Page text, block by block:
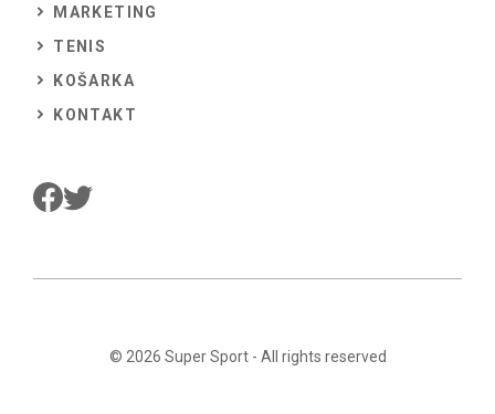
MARKETING
TENIS
KOŠARKA
KONTAKT
© 2026 Super Sport- All rights reserved